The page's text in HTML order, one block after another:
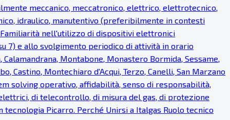
meccanico, meccatronico, elettrico, elettrotecnico,
idraulico, manutentivo (preferibilmente in contesti
nell'utilizzo di dispositivi elettronici
7) e allo svolgimento periodico di attività in orario
Montabone, Monastero Bormida, Sessame,
Castino, Montechiaro d'Acqui, Terzo, Canelli, San Marzano
solving operativo, affidabilità, senso di responsabilità,
di telecontrollo, di misura del gas, di protezione
Picarro. Perché Unirsi a Italgas Ruolo tecnico